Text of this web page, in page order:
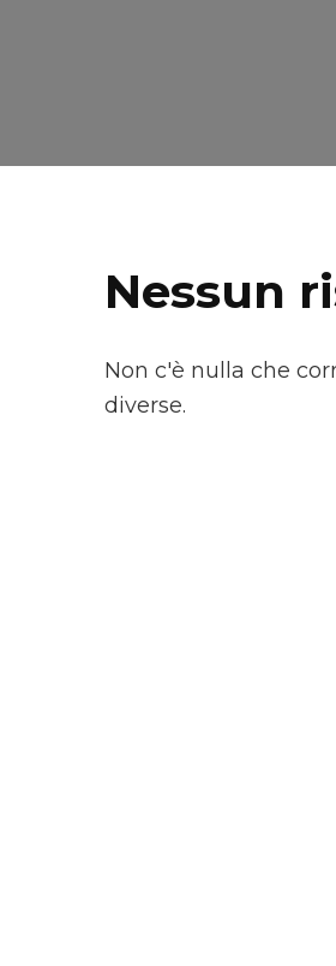
Nessun
Non c'è nulla che
diverse.